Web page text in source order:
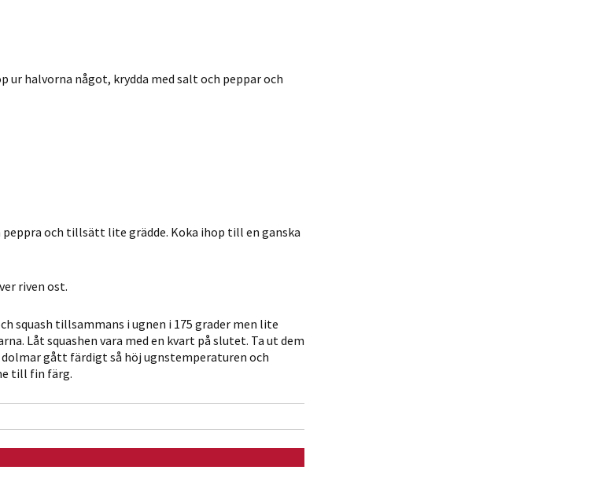
ur halvorna något, krydda med salt och peppar och
och tillsätt lite grädde. Koka ihop till en ganska
riven ost.
squash tillsammans i ugnen i 175 grader men lite
Låt squashen vara med en kvart på slutet. Ta ut dem
gått färdigt så höj ugns­temperaturen och
till fin färg.
möjligt under
från
Genom att dela
med dig av dina
intressen och ditt
surfar ökar du